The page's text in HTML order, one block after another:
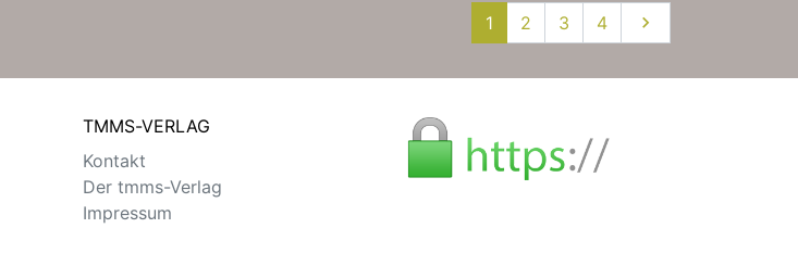
1 2 3 4 Weiter

TMMS-VERLAG
Kontakt
Der tmms-Verlag
Impressum